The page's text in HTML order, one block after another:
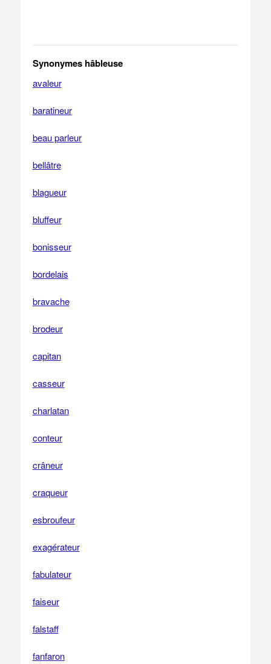
Synonymes hâbleuse
avaleur
baratineur
beau parleur
bellâtre
blagueur
bluffeur
bonisseur
bordelais
bravache
brodeur
capitan
casseur
charlatan
conteur
crâneur
craqueur
esbroufeur
exagérateur
fabulateur
faiseur
falstaff
fanfaron